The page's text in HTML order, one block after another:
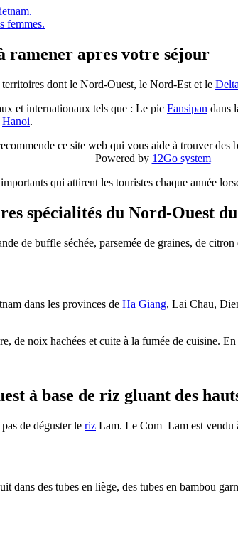
femmes.
ramener apres votre séjour
dont le Nord-Ouest, le Nord-Est et le
et internationaux tels que : Le pic Fansipan dans
Hanoi.
ce site web qui vous aide à trouver des
Powered by 12Go system
qui attirent les touristes chaque année
spécialités du Nord-Ouest
de buffle séchée, parsemée de graines, de citron
dans les provinces de Ha Giang, Lai Chau,
de noix hachées et cuite à la fumée de cuisine.
à base de riz gluant des
de déguster le riz Lam. Le Com Lam est
dans des tubes en liège, des tubes en bambou